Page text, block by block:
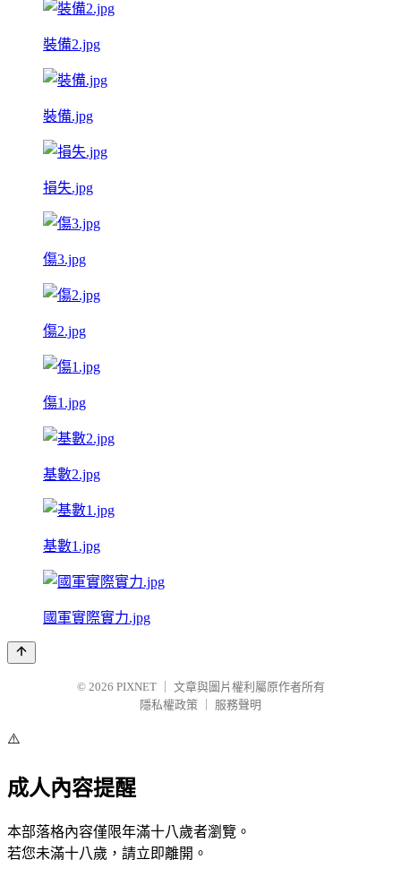
裝備2.jpg
裝備.jpg
損失.jpg
傷3.jpg
傷2.jpg
傷1.jpg
基數2.jpg
基數1.jpg
國軍實際實力.jpg
© 2026 PIXNET
文章與圖片權利屬原作者所有
隱私權政策
服務聲明
⚠️
成人內容提醒
本部落格內容僅限年滿十八歲者瀏覽。
若您未滿十八歲，請立即離開。